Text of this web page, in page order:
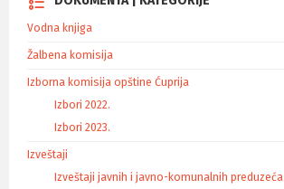
Vodna knjiga
Žalbena komisija
Izborna komisija opštine Ćuprija
Izbori 2022.
Izbori 2023.
Izveštaji
Izveštaji javnih i javno-komunalnih preduzeća